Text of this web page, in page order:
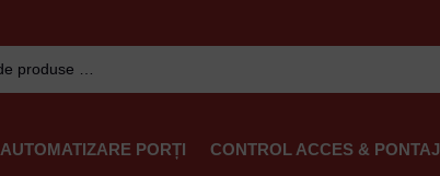
AUTOMATIZARE PORȚI CONTROL ACCES & PONTAJ